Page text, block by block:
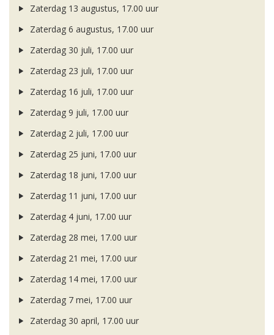
Zaterdag 13 augustus, 17.00 uur
Zaterdag 6 augustus, 17.00 uur
Zaterdag 30 juli, 17.00 uur
Zaterdag 23 juli, 17.00 uur
Zaterdag 16 juli, 17.00 uur
Zaterdag 9 juli, 17.00 uur
Zaterdag 2 juli, 17.00 uur
Zaterdag 25 juni, 17.00 uur
Zaterdag 18 juni, 17.00 uur
Zaterdag 11 juni, 17.00 uur
Zaterdag 4 juni, 17.00 uur
Zaterdag 28 mei, 17.00 uur
Zaterdag 21 mei, 17.00 uur
Zaterdag 14 mei, 17.00 uur
Zaterdag 7 mei, 17.00 uur
Zaterdag 30 april, 17.00 uur